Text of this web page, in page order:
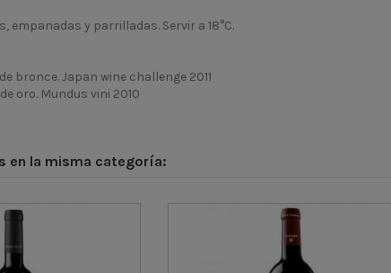
empanadas y parrilladas. Servir a 18°C.
bronce. Japan wine challenge 2011
oro. Mundus vini 2010
en la misma categoría: